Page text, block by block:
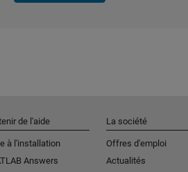
de l'aide
à l'installation
Answers
La société
Offres d'emploi
Actualités